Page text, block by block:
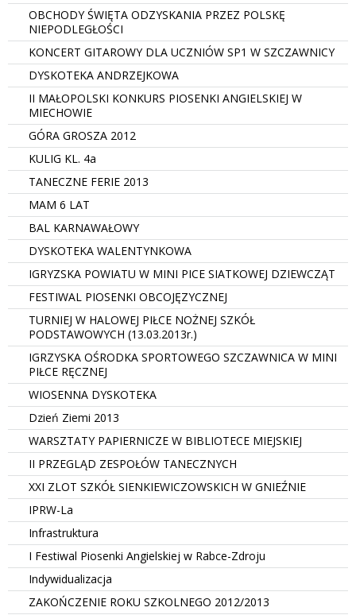
OBCHODY ŚWIĘTA ODZYSKANIA PRZEZ POLSKĘ
NIEPODLEGŁOŚCI
KONCERT GITAROWY DLA UCZNIÓW SP1 W SZCZAWNICY
DYSKOTEKA ANDRZEJKOWA
II MAŁOPOLSKI KONKURS PIOSENKI ANGIELSKIEJ W
MIECHOWIE
GÓRA GROSZA 2012
KULIG KL. 4a
TANECZNE FERIE 2013
MAM 6 LAT
BAL KARNAWAŁOWY
DYSKOTEKA WALENTYNKOWA
IGRYZSKA POWIATU W MINI PICE SIATKOWEJ DZIEWCZĄT
FESTIWAL PIOSENKI OBCOJĘZYCZNEJ
TURNIEJ W HALOWEJ PIŁCE NOŻNEJ SZKÓŁ
PODSTAWOWYCH (13.03.2013r.)
IGRZYSKA OŚRODKA SPORTOWEGO SZCZAWNICA W MINI
PIŁCE RĘCZNEJ
WIOSENNA DYSKOTEKA
Dzień Ziemi 2013
WARSZTATY PAPIERNICZE W BIBLIOTECE MIEJSKIEJ
II PRZEGLĄD ZESPOŁÓW TANECZNYCH
XXI ZLOT SZKÓŁ SIENKIEWICZOWSKICH W GNIEŹNIE
IPRW-La
Infrastruktura
I Festiwal Piosenki Angielskiej w Rabce-Zdroju
Indywidualizacja
ZAKOŃCZENIE ROKU SZKOLNEGO 2012/2013